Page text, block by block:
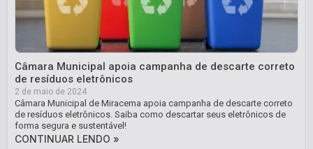
Câmara Municipal apoia campanha de descarte correto
de resíduos eletrônicos
2 de maio de 2024
Câmara Municipal de Miracema apoia campanha de descarte correto
de resíduos eletrônicos. Saiba como descartar seus eletrônicos de
forma segura e sustentável!
CONTINUAR LENDO »